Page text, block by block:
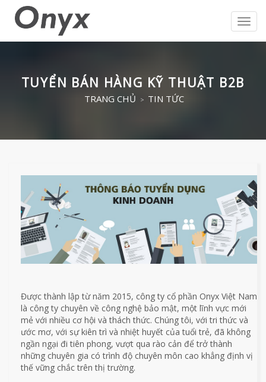
TUYỂN BÁN HÀNG KỸ THUẬT B2B
TRANG CHỦ TIN TỨC
Được thành lập từ năm 2015, công ty cổ phần Onyx Việt Nam
là công ty chuyên về công nghệ bảo mật, một lĩnh vực mới
mẻ với nhiều cơ hội và thách thức. Chúng tôi, với tri thức và
ước mơ, với sự kiên trì và nhiệt huyết của tuổi trẻ, đã không
ngần ngại đi tiên phong, vượt qua rào cản để trở thành
những chuyên gia có trình độ chuyên môn cao khẳng định vị
thế vững chắc trên thị trường.